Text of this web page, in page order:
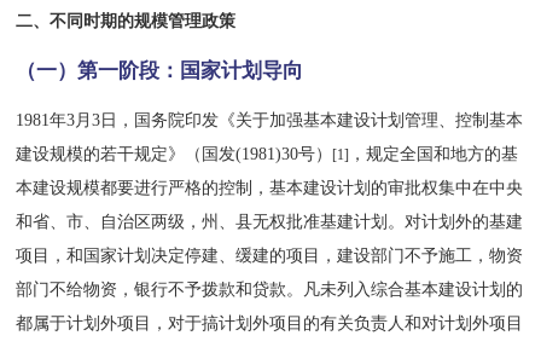
二、不同时期的规模管理政策
（一）第一阶段： 国家计划导向
1981年3月3日，国务院印发《关于加强基本建设计划管理、控制基本
建设规模的若干规定》（国发(1981)30号） [1] ，规定全国和地方的基
本建设规模都要进行严格的控制，基本建设计划的审批权集中在中央
和省、市、自治区两级，州、县无权批准基建计划。对计划外的基建
项目，和国家计划决定停建、缓建的项目，建设部门不予施工，物资
部门不给物资，银行不予拨款和贷款。凡未列入综合基本建设计划的
都属于计划外项目，对于搞计划外项目的有关负责人和对计划外项目